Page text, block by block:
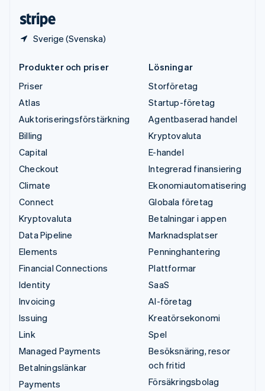
Sverige (Svenska)
Produkter och priser
Priser
Atlas
Auktoriseringsförstärkning
Billing
Capital
Checkout
Climate
Connect
Kryptovaluta
Data Pipeline
Elements
Financial Connections
Identity
Invoicing
Issuing
Link
Managed Payments
Betalningslänkar
Payments
Lösningar
Storföretag
Startup-företag
Agentbaserad handel
Kryptovaluta
E-handel
Integrerad finansiering
Ekonomiautomatisering
Globala företag
Betalningar i appen
Marknadsplatser
Penninghantering
Plattformar
SaaS
AI-företag
Kreatörsekonomi
Spel
Besöksnäring, resor
och fritid
Försäkringsbolag